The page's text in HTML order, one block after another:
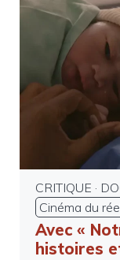
CRITIQUE ·
Cinéma du
Avec «
histoires